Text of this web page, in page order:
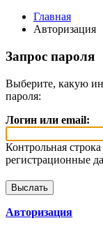
Главная
Авторизация
Запрос пароля
Выберите, какую
пароля:
Логин или email:
Контрольная
регистрационные
Авторизация